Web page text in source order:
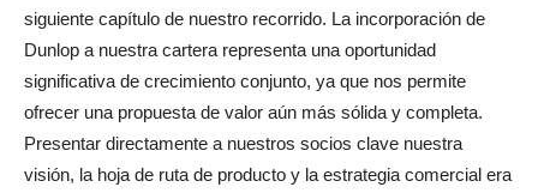
siguiente capítulo de nuestro recorrido. La incorporación de
Dunlop a nuestra cartera representa una oportunidad
significativa de crecimiento conjunto, ya que nos permite
ofrecer una propuesta de valor aún más sólida y completa.
Presentar directamente a nuestros socios clave nuestra
visión, la hoja de ruta de producto y la estrategia comercial era